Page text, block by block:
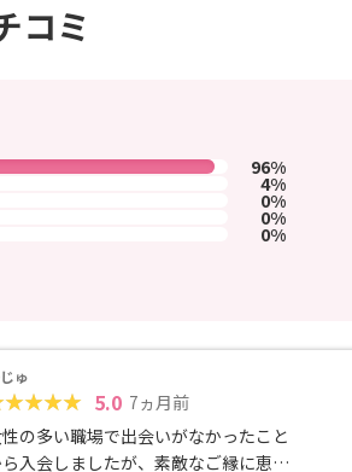
コミ
96%
4%
0%
0%
0%
ゅ
5.0 7ヵ月前
の多い職場で出会いがなかったこと
入会しましたが、素敵なご縁に恵ま